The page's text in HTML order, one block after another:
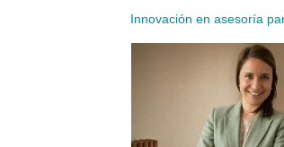
Innovación en asesoría